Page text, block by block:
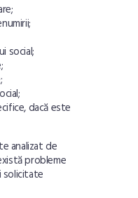
social;
dacă este
analizat de
probleme
solicitate